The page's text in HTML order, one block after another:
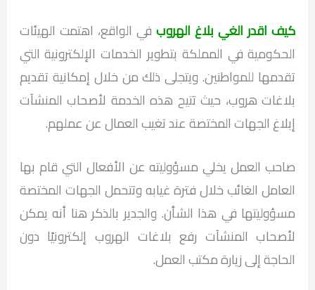
كيف اقدر الغي بلاغ الهروب في الواقع، اهتمت الهيئات
الحكومية في المملكة بتطوير الخدمات الإلكترونية التي
تقدمها للمواطنين. ويتجلى ذلك من خلال إمكانية تقديم
بلاغات هروب، حيث تتيح هذه الخدمة لأصحاب المنشآت
إبلاغ الجهات المختصة عند تغيب العمال عن عملهم.
صاحب العمل يخلي مسؤوليته عن الأفعال التي قام بها
العامل الغائب خلال فترة غيابه وتتحمل الجهات المختصة
مسؤوليتها في هذا الشأن. والجدير بالذكر هنا أنه يمكن
لأصحاب المنشآت رفع بلاغات الهروب إلكترونيًا دون
الحاجة إلى زيارة مكتب العمل.